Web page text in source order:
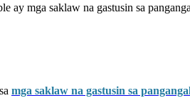
ay mga saklaw na gastusin sa
mga saklaw na gastusin sa